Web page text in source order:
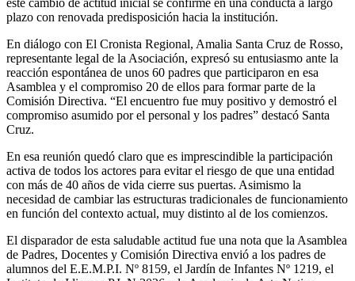
plazo con renovada predisposición hacia la institución.
En diálogo con El Cronista Regional, Amalia Santa Cruz de Rosso,
representante legal de la Asociación, expresó su entusiasmo ante la
reacción espontánea de unos 60 padres que participaron en esa
Asamblea y el compromiso 20 de ellos para formar parte de la
Comisión Directiva. “El encuentro fue muy positivo y demostró el
compromiso asumido por el personal y los padres” destacó Santa
Cruz.
En esa reunión quedó claro que es imprescindible la participación
activa de todos los actores para evitar el riesgo de que una entidad
con más de 40 años de vida cierre sus puertas. Asimismo la
necesidad de cambiar las estructuras tradicionales de funcionamiento
en función del contexto actual, muy distinto al de los comienzos.
El disparador de esta saludable actitud fue una nota que la Asamblea
de Padres, Docentes y Comisión Directiva envió a los padres de
alumnos del E.E.M.P.I. Nº 8159, el Jardín de Infantes Nº 1219, el